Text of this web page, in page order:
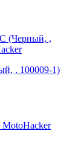
, 100009-1)